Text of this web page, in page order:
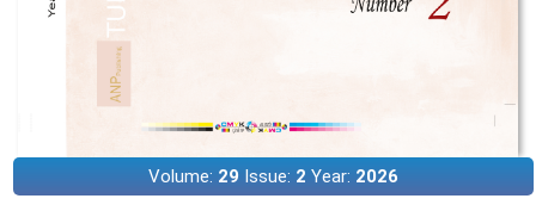
Volume: 29Issue: 2 Year: 2026